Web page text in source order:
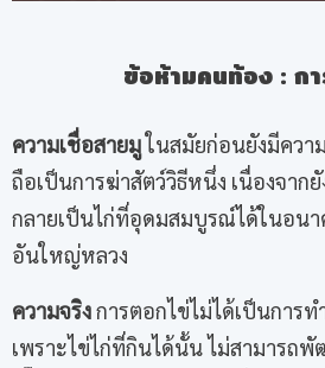
ข้อห้ามคนท้อง : ก
ความเชื่อสายมูในสมัยก่อนยังมีควา
ถือเป็นการฆ่าสัตว์วิธีหนึ่ง เนื่องจาก
กลายเป็นไก่ที่อุดมสมบูรณ์ได้ในอน
อันใหญ่หลวง
ความจริงการตอกไข่ไม่ได้เป็นการท
เพราะไข่ไก่ที่กินได้นั้น ไม่สามารถ